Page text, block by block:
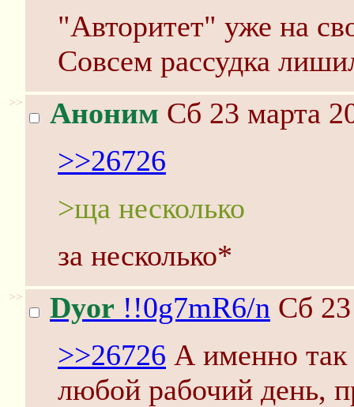
"Авторитет" уже на
Совсем рассудка
>> Аноним Сб 23 марта
>>26726
>ща несколько
за несколько*
>> Dyor !!0g7mR6/n Сб
>>26726 А именно
любой рабочий день,